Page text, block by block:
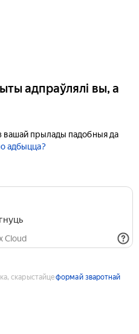
адпраўлялі вы, а
вашай прылады падобныя да
адбыцца?
Cloud
скарыстайцеформай зваротнай